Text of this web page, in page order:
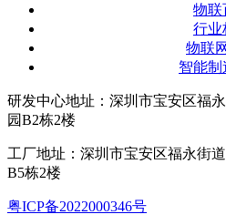
物联
行业
物联
智能制
研发中心地址：深圳市宝安区福
园B2栋2楼
工厂地址：深圳市宝安区福永街
B5栋2楼
粤ICP备2022000346号